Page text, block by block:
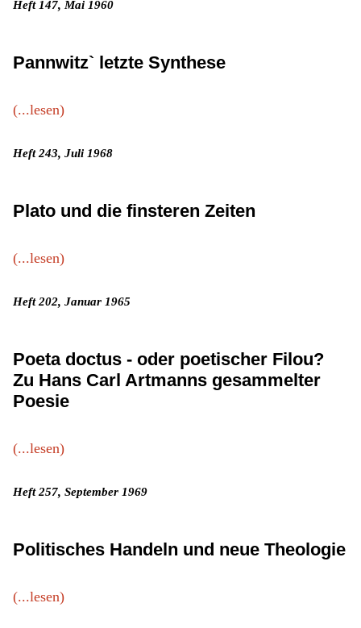
Heft 147, Mai 1960
Pannwitz` letzte Synthese
(...lesen)
Heft 243, Juli 1968
Plato und die finsteren Zeiten
(...lesen)
Heft 202, Januar 1965
Poeta doctus - oder poetischer Filou?
Zu Hans Carl Artmanns gesammelter
Poesie
(...lesen)
Heft 257, September 1969
Politisches Handeln und neue Theologie
(...lesen)